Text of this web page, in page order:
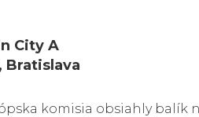
City A
Bratislava
komisia obsiahly balík